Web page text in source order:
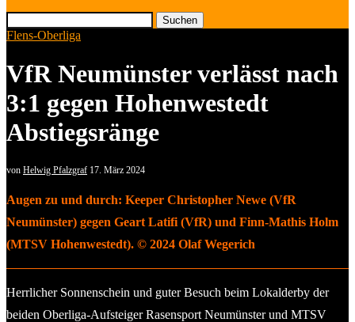
Suchen
Flens-Oberliga
VfR Neumünster verlässt nach
3:1 gegen Hohenwestedt
Abstiegsränge
von Helwig Pfalzgraf 17. März 2024
Augen zu und durch: Keeper Christopher Newe (VfR
Neumünster) gegen Geart Latifi (VfR) und Finn-Mathis Holm
(MTSV Hohenwestedt). © 2024 Olaf Wegerich
Herrlicher Sonnenschein und guter Besuch beim Lokalderby der
beiden Oberliga-Aufsteiger Rasensport Neumünster und MTSV